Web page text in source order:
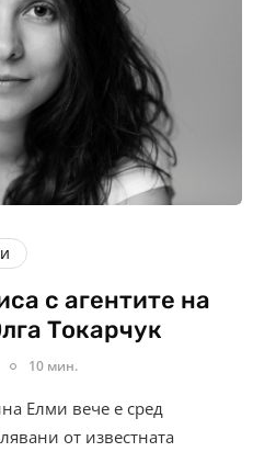
с агентите на
Токарчук
10 мин.
Елми вече е сред
от известната